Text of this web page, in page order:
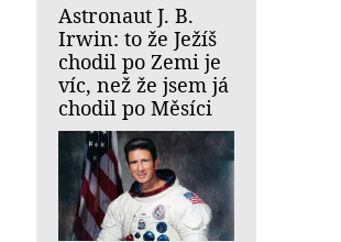
Astronaut J. B.
Irwin: to že Ježíš
chodil po Zemi je
víc, než že jsem já
chodil po Měsíci